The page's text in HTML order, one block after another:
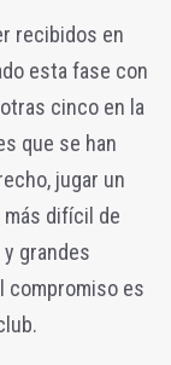
recibidos en
esta fase con
cinco en la
que se han
jugar un
más difícil de
grandes
compromiso es